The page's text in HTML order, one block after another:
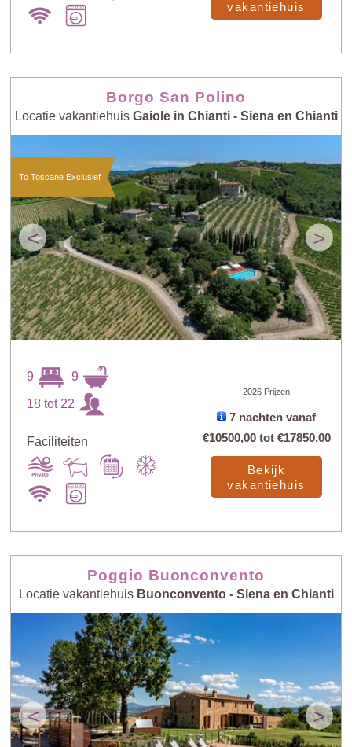
personen: laag -
Aantal
personen: hoog
Nieuw
vakantiehuis
Borgo San Polino
Locatie vakantiehuis Gaiole in Chianti - Siena en Chianti
< >
To Toscane Exclusief
9 9
18 tot 22
Faciliteiten
2026 Prijzen
7 nachten vanaf
€10500,00tot €17850,00
Bekijk
vakantiehuis
Poggio Buonconvento
Locatie vakantiehuis Buonconvento - Siena en Chianti
< >